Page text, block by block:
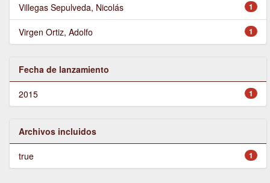
1
Villegas Sepulveda, Nicolás
1
Virgen Ortiz, Adolfo
Fecha de lanzamiento
1
2015
Archivos incluidos
1
true